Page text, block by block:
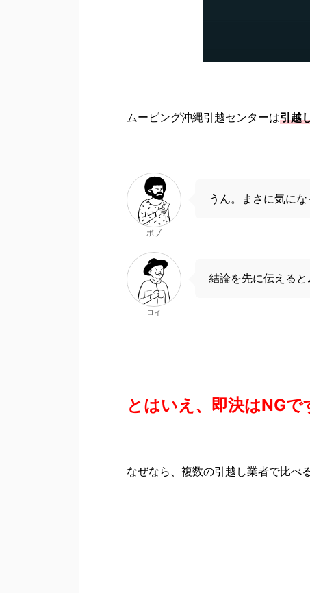
ムービング沖縄引越センターは引越
ボブ
うん。まさに気にな
ロイ
結論を先に伝えると
とはいえ、即決はNGで
なぜなら、複数の引越し業者で比べ